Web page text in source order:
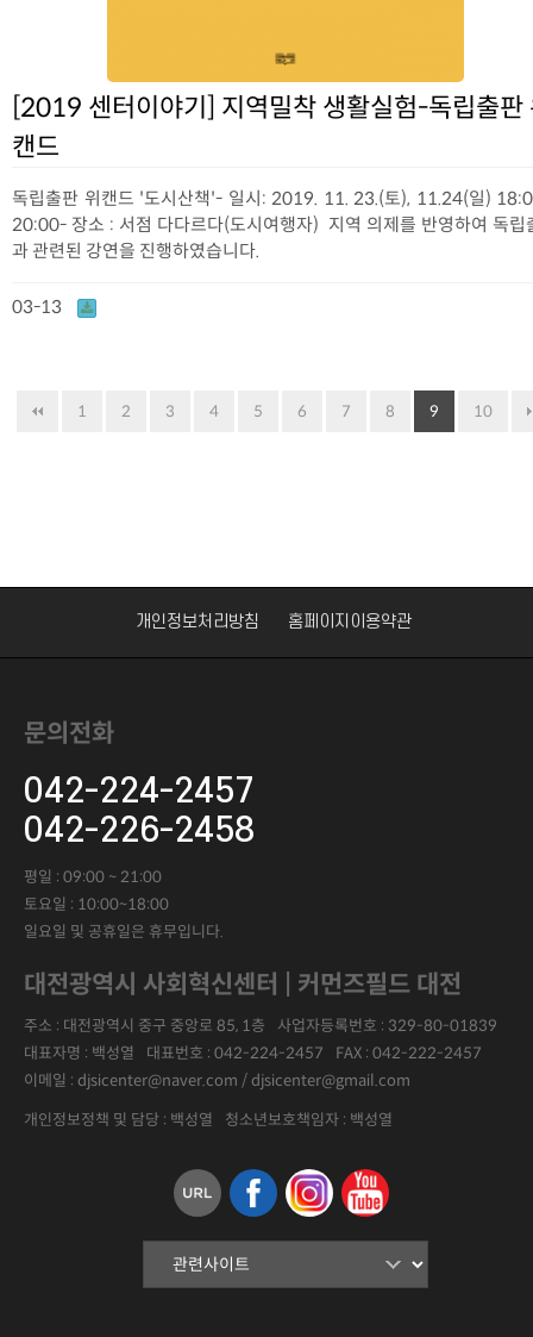
[2019 센터이야기] 지역밀착 생활실험-독립출판
캔드
독립출판 위캔드 '도시산책'- 일시: 2019. 11. 23.(토), 11.24(일)
20:00- 장소 : 서점 다다르다(도시여행자) 지역 의제를 반영하여 독립
과 관련된 강연을 진행하였습니다.
03-13
1 2 3 4 5 6 7 8 9 10
개인정보처리방침 홈페이지이용약관
문의전화
042-224-2457
042-226-2458
평일 : 09:00 ~ 21:00
토요일 : 10:00~18:00
일요일 및 공휴일은 휴무입니다.
대전광역시 사회혁신센터 | 커먼즈필드 대전
주소 : 대전광역시 중구 중앙로 85, 1층 사업자등록번호 : 329-80-01839
대표자명 : 백성열 대표번호 : 042-224-2457 FAX : 042-222-2457
이메일 : djsicenter@naver.com / djsicenter@gmail.com
개인정보정책 및 담당 : 백성열
청소년보호책임자 : 백성열